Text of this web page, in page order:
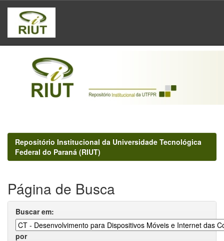
Skip
navigation
Repositório Institucional da Universidade Tecnológica
Federal do Paraná (RIUT)
Página de Busca
Buscar em:
por